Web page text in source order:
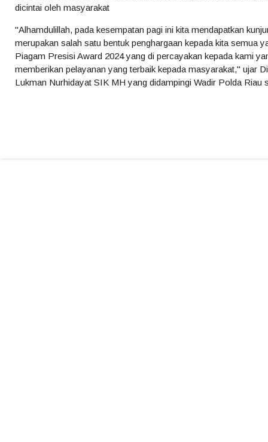
dicintai oleh masyarakat
"Alhamdulillah, pada kesempatan pagi ini kita mendapatkan
merupakan salah satu bentuk penghargaan kepada kita semua
Piagam Presisi Award 2024 yang di percayakan kepada kami
memberikan pelayanan yang terbaik kepada masyarakat," ujar
Lukman Nurhidayat SIK MH yang didampingi Wadir Polda Riau